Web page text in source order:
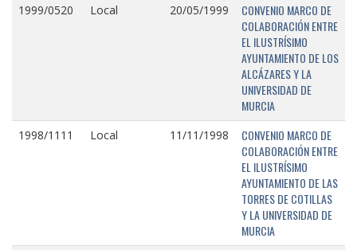
1999/0520 Local 20/05/1999
CONVENIO MARCO DE
COLABORACIÓN ENTRE
EL ILUSTRÍSIMO
AYUNTAMIENTO DE LOS
ALCÁZARES Y LA
UNIVERSIDAD DE
MURCIA
1998/1111 Local 11/11/1998
CONVENIO MARCO DE
COLABORACIÓN ENTRE
EL ILUSTRÍSIMO
AYUNTAMIENTO DE LAS
TORRES DE COTILLAS
Y LA UNIVERSIDAD DE
MURCIA